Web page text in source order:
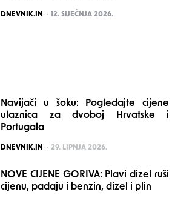
POSTED
DNEVNIK.IN 12. SIJEČNJA 2026.
Navijači u šoku: Pogledajte cijene
ulaznica za dvoboj Hrvatske i
Portugala
POSTED
DNEVNIK.IN 29. LIPNJA 2026.
NOVE CIJENE GORIVA: Plavi dizel ruši
cijenu, padaju i benzin, dizel i plin